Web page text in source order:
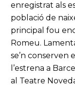
enregistrat als
població de
principal fou
Romeu.
se’n conserven
l’estrena a
al Teatre